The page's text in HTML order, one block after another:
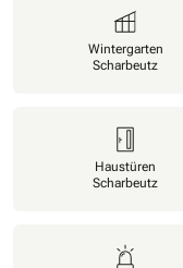
Wintergarten
Scharbeutz
Haustüren
Scharbeutz